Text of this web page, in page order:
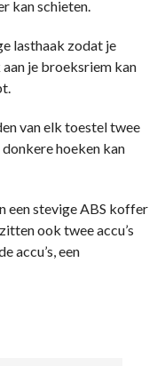
kan schieten.
lasthaak zodat je
je broeksriem kan
van elk toestel twee
hoeken kan
een stevige ABS koffer
ook twee accu’s
accu’s, een